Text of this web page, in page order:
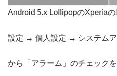
Android 5.x LollipopのXperiaの
設定 → 個人設定 → システム
から「アラーム」のチェック